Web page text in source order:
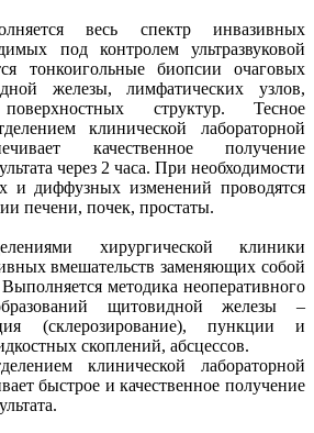
весь спектр инвазивных
под контролем ультразвуковой
тонкоигольные биопсии очаговых
железы, лимфатических узлов,
структур. Тесное
клинической лабораторной
качественное получение
через 2 часа. При необходимости
и диффузных изменений проводятся
печени, почек, простаты.
хирургической клиники
вмешательств заменяющих собой
методика неоперативного
щитовидной железы –
(склерозирование), пункции и
скоплений, абсцессов.
клинической лабораторной
быстрое и качественное получение